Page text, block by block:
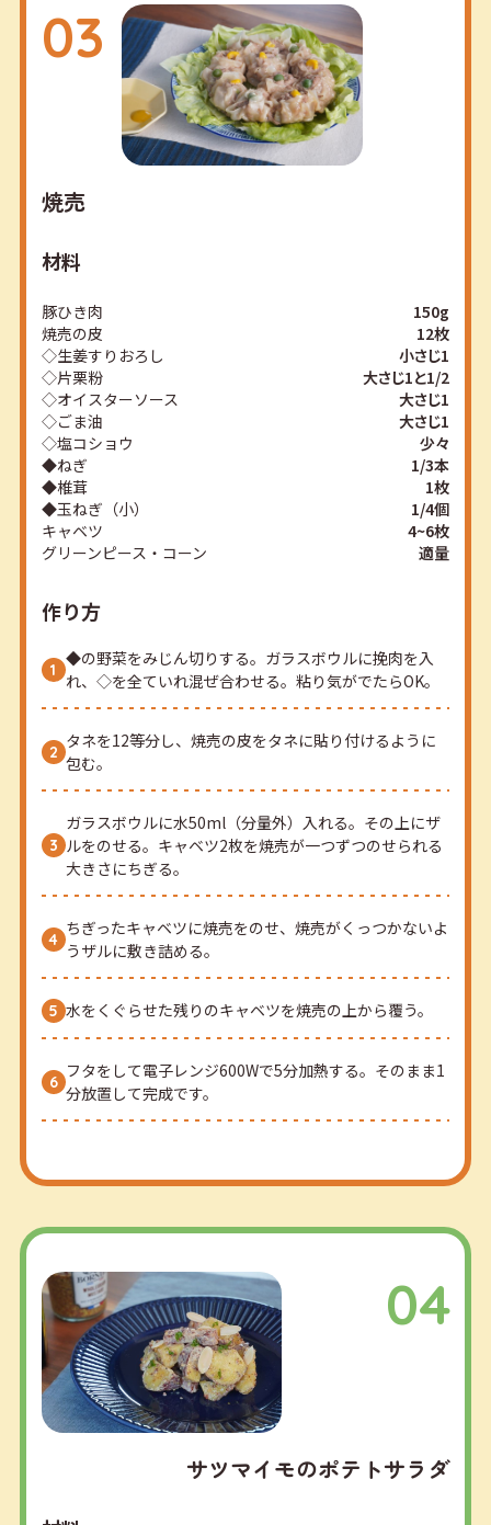
03
焼売
材料
豚ひき肉
150g
焼売の皮
12枚
◇生姜すりおろし
小さじ1
◇片栗粉
大さじ1と1/2
◇オイスターソース
大さじ1
◇ごま油
大さじ1
◇塩コショウ
少々
◆ねぎ
1/3本
◆椎茸
1枚
◆玉ねぎ（小）
1/4個
キャベツ
4~6枚
グリーンピース・コーン
適量
作り方
◆の野菜をみじん切りする。ガラスボウルに挽肉を入
れ、◇を全ていれ混ぜ合わせる。粘り気がでたらOK。
タネを12等分し、焼売の皮をタネに貼り付けるように
包む。
ガラスボウルに水50ml（分量外）入れる。その上にザ
ルをのせる。キャベツ2枚を焼売が一つずつのせられる
大きさにちぎる。
ちぎったキャベツに焼売をのせ、焼売がくっつかないよ
うザルに敷き詰める。
水をくぐらせた残りのキャベツを焼売の上から覆う。
フタをして電子レンジ600Wで5分加熱する。そのまま1
分放置して完成です。
04
サツマイモのポテトサラダ